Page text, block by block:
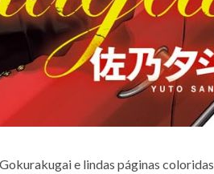
e lindas páginas coloridas